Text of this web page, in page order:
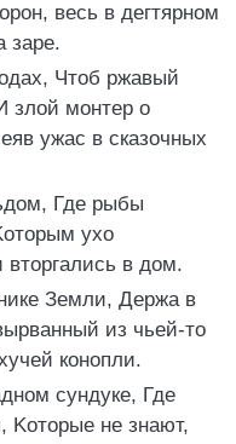
весь в дегтярном
заре.
Чтоб ржавый
злой монтер о
ужас в сказочных
Где рыбы
ухо
в дом.
Земли, Держа в
из чьей-то
конопли.
сундуке, Где
Kоторые не знают,